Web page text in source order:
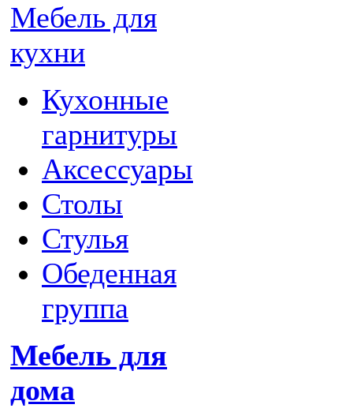
Мебель для
кухни
Кухонные
гарнитуры
Аксессуары
Столы
Стулья
Обеденная
группа
Мебель для
дома